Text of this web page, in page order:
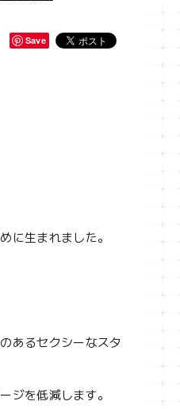
Save
生まれました。
あるセクシーなスタ
ジを低減します。